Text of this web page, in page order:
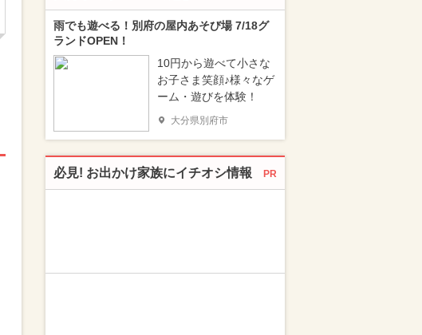
雨でも遊べる！別府の屋内あそび場 7/18グ
ランドOPEN！
10円から遊べて小さな
お子さま笑顔♪様々なゲ
ーム・遊びを体験！
大分県別府市
必見! お出かけ家族にイチオシ情報 PR